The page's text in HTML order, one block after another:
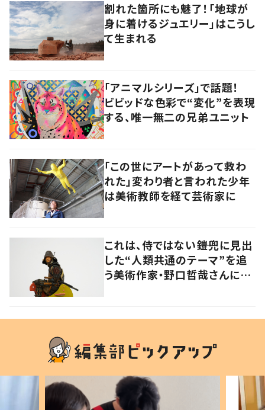
割れた箇所にも魅了！「地球が
身に着けるジュエリー」はこうし
て生まれる
「アニマルシリーズ」で話題！
ビビッドな色彩で“変化”を表現
する、唯一無二の兄弟ユニット
「この世にアートがあって救わ
れた」変わり者と言われた少年
は美術教師を経て芸術家に
これは、侍ではない――鎧兜に見出
した“人類共通のテーマ”を追
う美術作家・野口哲哉さんに聞